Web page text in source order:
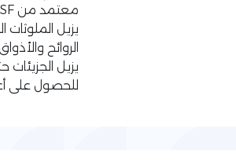
معتمد من NSF® بموجب معيار NSF/ANSI 42
يزيل الملوثات
الروائح
يزيل الجزيئات حتى
للحصول على